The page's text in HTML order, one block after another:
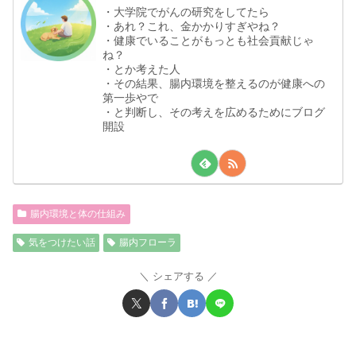
・大学院でがんの研究をしてたら
・あれ？これ、金かかりすぎやね？
・健康でいることがもっとも社会貢献じゃ
ね？
・とか考えた人
・その結果、腸内環境を整えるのが健康への
第一歩やで
・と判断し、その考えを広めるためにブログ
開設
腸内環境と体の仕組み
気をつけたい話 腸内フローラ
シェアする